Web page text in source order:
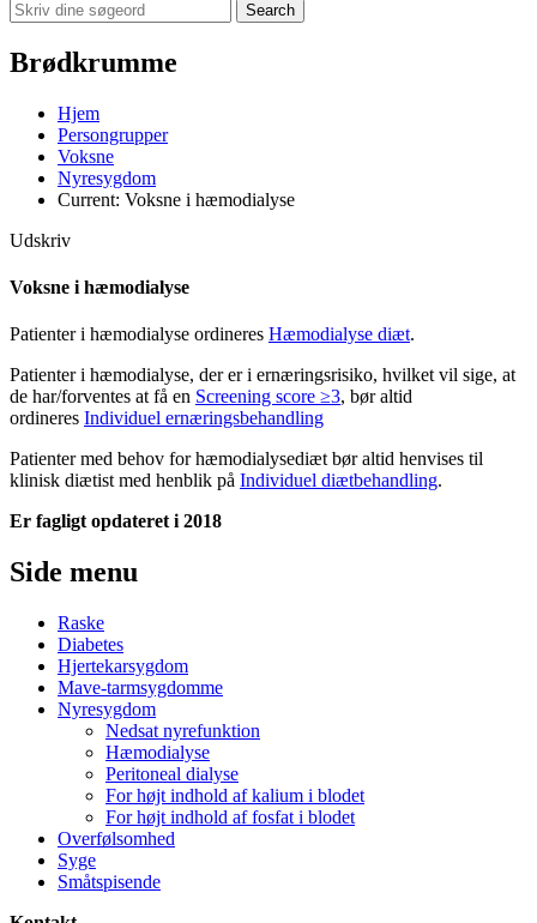
Search
Brødkrumme
Hjem
Persongrupper
Voksne
Nyresygdom
Current: Voksne i hæmodialyse
Udskriv
Voksne i hæmodialyse
Patienter i hæmodialyse ordineres Hæmodialyse diæt.
Patienter i hæmodialyse, der er i ernæringsrisiko, hvilket vil sige, at
de har/forventes at få en Screening score ≥3, bør altid
ordineres Individuel ernæringsbehandling
Patienter med behov for hæmodialysediæt bør altid henvises til
klinisk diætist med henblik på Individuel diætbehandling.
Er fagligt opdateret i 2018
Side menu
Raske
Diabetes
Hjertekarsygdom
Mave-tarmsygdomme
Nyresygdom
Nedsat nyrefunktion
Hæmodialyse
Peritoneal dialyse
For højt indhold af kalium i blodet
For højt indhold af fosfat i blodet
Overfølsomhed
Syge
Småtspisende